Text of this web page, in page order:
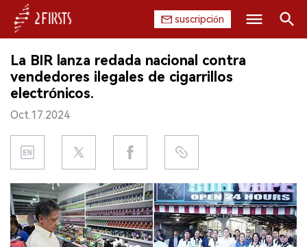
suscripción
INICIO
EMPRESA
PRODUCTO
REGULACIÓN
CHINA
DATOS
La BIR lanza redada nacional contra
vendedores ilegales de cigarrillos
electrónicos.
Oct.17.2024